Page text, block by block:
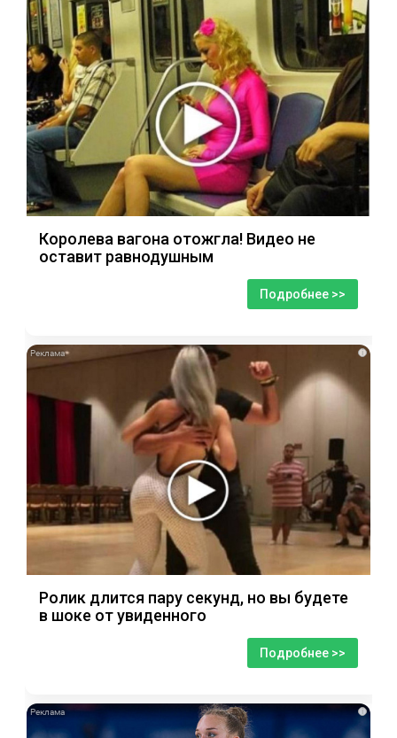
Королева вагона отожгла! Видео не
оставит равнодушным
Подробнее >>
i
Ролик длится пару секунд, но вы будете
в шоке от увиденного
Подробнее >>
i